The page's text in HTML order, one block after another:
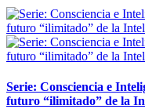
Serie: Consciencia e
futuro “ilimitado” de la